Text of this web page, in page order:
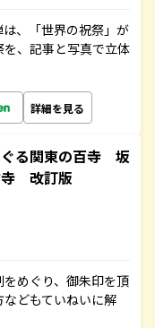
は、「世界の祝祭」が
、記事と写真で立体
詳細を見る
る関東の百寺 坂
寺 改訂版
めぐり、御朱印を頂
どもていねいに解